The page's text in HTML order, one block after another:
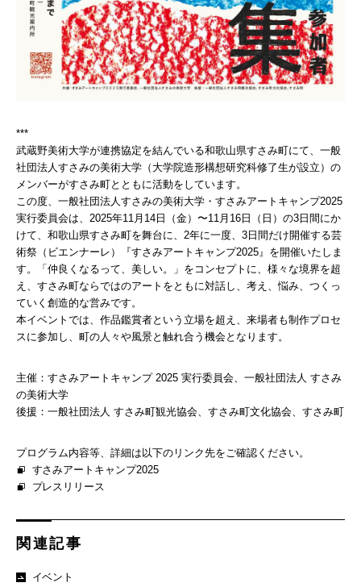
***
武蔵野美術大学が連携協定を結んでいる和歌山県すさみ町にて、一般
社団法人すさみの美術大学（大学院造形構想研究科修了生が設立）の
メンバーがすさみ町とともに活動をしています。
この度、一般社団法人すさみの美術大学・すさみアートキャンプ2025
実行委員会は、2025年11月14日（金）〜11月16日（日）の3日間にか
けて、和歌山県すさみ町を舞台に、2年に一度、3日間だけ開催する芸
術祭（ビエンナーレ）『すさみアートキャンプ2025』を開催いたしま
す。「仲良くなるって、美しい。」をコンセプトに、様々な境界を超
え、すさみ町ならではのアートをともに対話し、考え、悩み、つくっ
ていく創造的な営みです。
本イベントでは、作品鑑賞者という立場を超え、来場者も制作プロセ
スに参加し、町の人々や風景と触れ合う機会となります。
主催：すさみアートキャンプ 2025 実行委員会、一般社団法人 すさみ
の美術大学
後援：一般社団法人 すさみ町観光協会、すさみ町文化協会、すさみ町
プログラム内容等、詳細は以下のリンク先をご確認ください。
すさみアートキャンプ2025
プレスリリース
関連記事
イベント